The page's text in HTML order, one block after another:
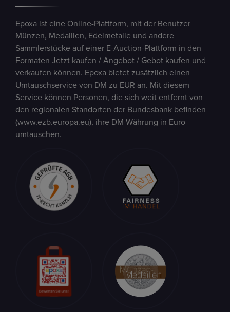
Epoxa ist eine Online-Plattform, mit der Benutzer
Münzen, Medaillen, Edelmetalle und andere
Sammlerstücke auf einer E-Auction-Plattform in den
Formaten Jetzt kaufen / Angebot / Gebot kaufen und
verkaufen können. Epoxa bietet zusätzlich einen
Umtauschservice von DM zu EUR an. Mit diesem
Service können Personen, die sich weit entfernt von
den regionalen Standorten der Bundesbank befinden
(www.ezb.europa.eu), ihre DM-Währung in Euro
umtauschen.